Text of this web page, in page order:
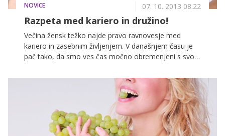
NOVICE 07. 10. 2013 08.22
Razpeta med kariero in družino!
Večina žensk težko najde pravo ravnovesje med
kariero in zasebnim življenjem. V današnjem času je
pač tako, da smo ves čas močno obremenjeni s svojo
moramo za dosego poslovnega uspeha močno
potruditi, zaradi česar pa večkrat trpi zasebno
življenje. A ni nujno, da je tako. V nadaljevanju vam
ponujamo nekaj nasvetov, kako vzpostaviti pravilno
ravnovesje med kariero in zasebnim življenjem.